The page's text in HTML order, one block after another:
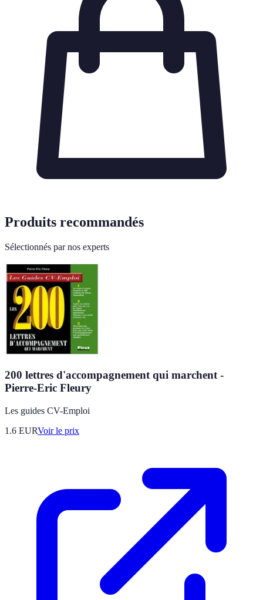
Produits recommandés
Sélectionnés par nos experts
200 lettres d'accompagnement qui marchent -
Pierre-Eric Fleury
Les guides CV-Emploi
1.6 EURVoir le prix